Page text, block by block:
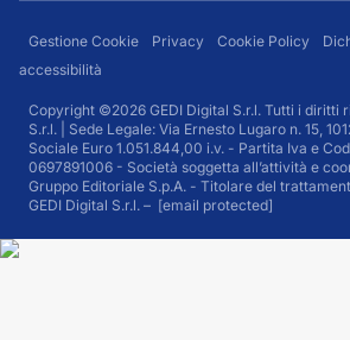
Gestione Cookie Privacy Cookie Policy
accessibilità
Copyright ©2026 GEDI Digital S.r.l. Tutti i diritti
S.r.l. | Sede Legale: Via Ernesto Lugaro n. 15,
Sociale Euro 1.051.844,00 i.v. - Partita Iva e
0697891006 - Società soggetta all’attività e
Gruppo Editoriale S.p.A. - Titolare del
GEDI Digital S.r.l. – [email protected]